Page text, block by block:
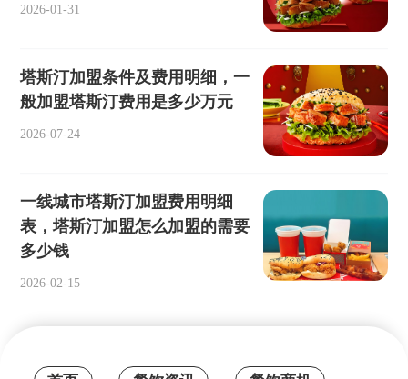
2026-01-31
塔斯汀加盟条件及费用明细，一
般加盟塔斯汀费用是多少万元
2026-07-24
一线城市塔斯汀加盟费用明细
表，塔斯汀加盟怎么加盟的需要
多少钱
2026-02-15